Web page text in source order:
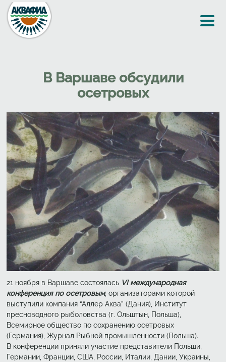
Перейти к основному содержанию
В Варшаве обсудили
осетровых
21 ноября в Варшаве состоялась VI международная
конференция по осетровым, организаторами которой
выступили компания “Аллер Аква” (Дания), Институт
пресноводного рыболовства (г. Ольштын, Польша),
Всемирное общество по сохранению осетровых
(Германия), Журнал Рыбной промышленности (Польша).
В конференции приняли участие представители Польши,
Германии, Франции, США, России, Италии, Дании, Украины,